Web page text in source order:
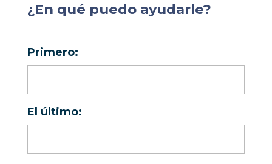
¿En qué puedo ayudarle?
Primero:
El último: